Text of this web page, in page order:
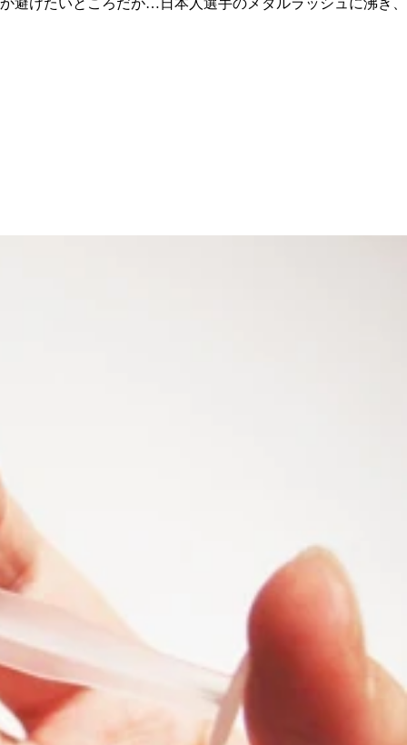
のは何とか避けたいところだが…
避けたいところだが…日本人選手のメダルラッシュに沸き、